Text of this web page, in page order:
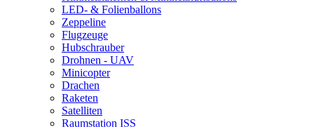
LED- & Folienballons
Zeppeline
Flugzeuge
Hubschrauber
Drohnen - UAV
Minicopter
Drachen
Raketen
Satelliten
Raumstation ISS